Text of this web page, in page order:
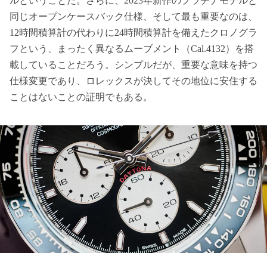
同じオープンケースバック仕様、そして最も重要なのは、
12時間積算計の代わりに24時間積算計を備えたクロノグラ
フという、まったく異なるムーブメント（Cal.4132）を搭
載していることだろう。シンプルだが、重要な意味を持つ
仕様変更であり、ロレックスが決してその地位に安住する
ことはないことの証明でもある。